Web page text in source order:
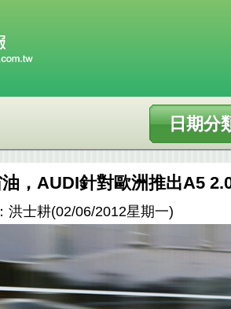
日期分
，AUDI針對歐洲推出A5
洪士耕(02/06/2012星期一)